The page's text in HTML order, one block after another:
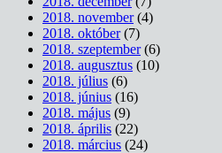
2018. november(4)
2018. október(7)
2018. szeptember(6)
2018. augusztus (10)
2018. július (6)
2018. június (16)
2018. május (9)
2018. április (22)
2018. március (24)